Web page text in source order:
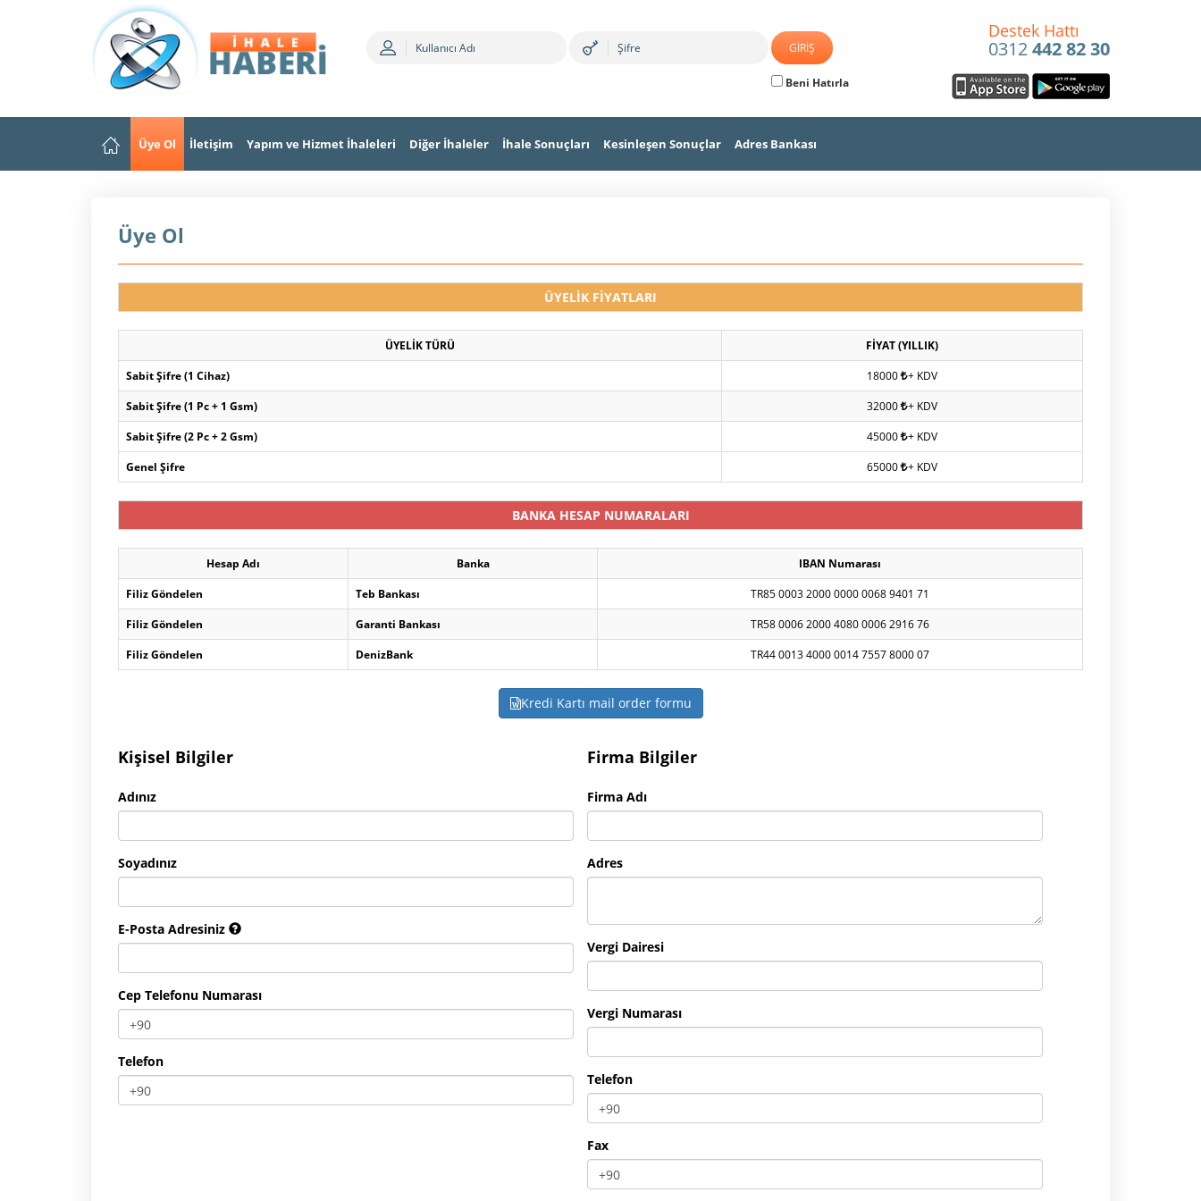
Beni Hatırla
Destek Hattı
0312442 82 30
Üye Ol İletişim Yapım ve Hizmet İhaleleri Diğer İhaleler İhale Sonuçları Kesinleşen Sonuçlar Adres Bankası
Üye Ol
ÜYELİK FİYATLARI
ÜYELİK TÜRÜ
FİYAT (YILLIK)
Sabit Şifre (1 Cihaz)
18000 + KDV
Sabit Şifre (1 Pc + 1 Gsm)
32000 + KDV
Sabit Şifre (2 Pc + 2 Gsm)
45000 + KDV
Genel Şifre
65000 + KDV
BANKA HESAP NUMARALARI
Hesap Adı Banka
IBAN Numarası
Filiz Göndelen
Teb Bankası
TR85 0003 2000 0000 0068 9401 71
Filiz Göndelen
Garanti Bankası
TR58 0006 2000 4080 0006 2916 76
Filiz Göndelen
DenizBank TR44 0013 4000 0014 7557 8000 07
Kredi Kartı mail order formu
Kişisel Bilgiler
Adınız
Soyadınız
E-Posta Adresiniz
Cep Telefonu Numarası
Telefon
Firma Bilgiler
Firma Adı
Adres
Vergi Dairesi
Vergi Numarası
Telefon
Fax